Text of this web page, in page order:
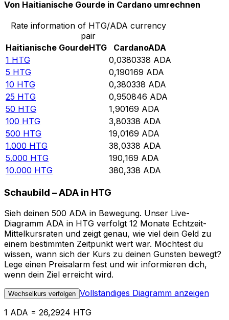
Von Haitianische Gourde in Cardano umrechnen
Rate information of HTG/ADA currency
pair
Haitianische GourdeHTG CardanoADA
1 HTG 0,0380338 ADA
5 HTG 0,190169 ADA
10 HTG 0,380338 ADA
25 HTG 0,950846 ADA
50 HTG 1,90169 ADA
100 HTG 3,80338 ADA
500 HTG 19,0169 ADA
1.000 HTG 38,0338 ADA
5.000 HTG 190,169 ADA
10.000 HTG 380,338 ADA
Schaubild – ADA in HTG
Sieh deinen 500 ADA in Bewegung. Unser Live-
Diagramm ADA in HTG verfolgt 12 Monate Echtzeit-
Mittelkursraten und zeigt genau, wie viel dein Geld zu
einem bestimmten Zeitpunkt wert war. Möchtest du
wissen, wann sich der Kurs zu deinen Gunsten bewegt?
Lege einen Preisalarm fest und wir informieren dich,
wenn dein Ziel erreicht wird.
Wechselkurs verfolgen Vollständiges Diagramm anzeigen
1 ADA = 26,2924 HTG